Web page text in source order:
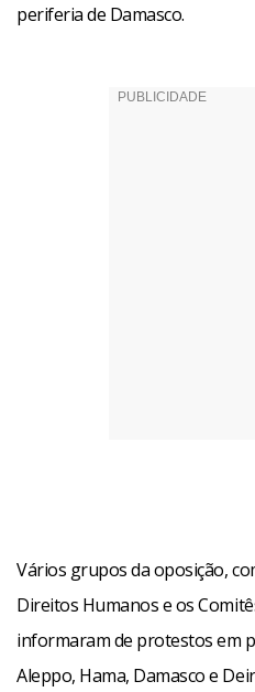
periferia de Damasco.
Vários grupos da oposição,
Direitos Humanos e os
informaram de protestos em
Aleppo, Hama, Damasco e